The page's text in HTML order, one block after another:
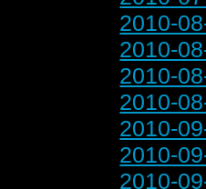
2010-
2010-
2010-
2010-
2010-
2010-
2010-